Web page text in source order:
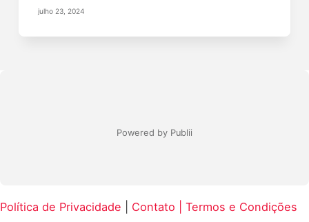
julho 23, 2024
Powered by Publii
Política de Privacidade Contato | Termos e Condições